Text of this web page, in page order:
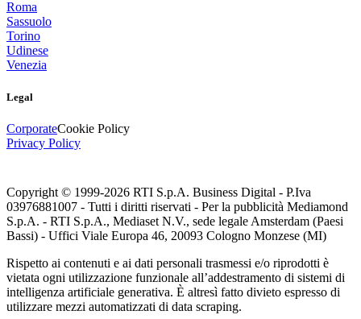
Roma
Sassuolo
Torino
Udinese
Venezia
Legal
CorporateCookie Policy
Privacy Policy
Copyright © 1999-2026 RTI S.p.A. Business Digital - P.Iva
03976881007 - Tutti i diritti riservati - Per la pubblicità Mediamond
S.p.A. - RTI S.p.A., Mediaset N.V., sede legale Amsterdam (Paesi
Bassi) - Uffici Viale Europa 46, 20093 Cologno Monzese (MI)
Rispetto ai contenuti e ai dati personali trasmessi e/o riprodotti è
vietata ogni utilizzazione funzionale all’addestramento di sistemi di
intelligenza artificiale generativa. È altresì fatto divieto espresso di
utilizzare mezzi automatizzati di data scraping.